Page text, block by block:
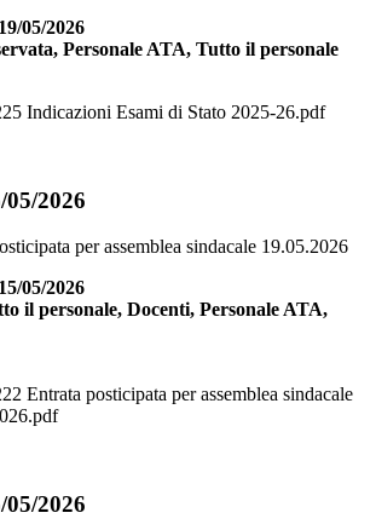
19/05/2026
Personale ATA, Tutto il personale
Indicazioni Esami di Stato 2025-26.pdf
2026
per assemblea sindacale 19.05.2026
15/05/2026
il personale, Docenti, Personale ATA,
Entrata posticipata per assemblea sindacale
2026